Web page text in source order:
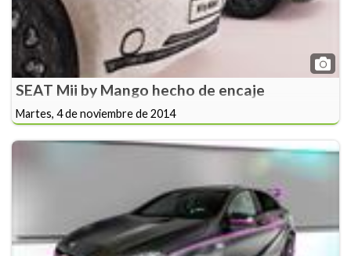
SEAT Mii by Mango hecho de encaje
Martes, 4 de noviembre de 2014